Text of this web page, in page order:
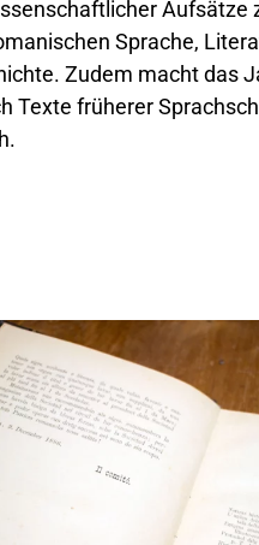
Aufsätze
Sprache,
Zudem macht das
Texte früherer